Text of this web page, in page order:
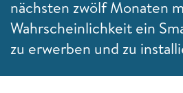
nächsten zwölf Monaten
Wahrscheinlichkeit ein
zu erwerben und zu